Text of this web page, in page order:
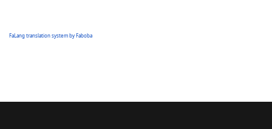
FaLang translation system by Faboba